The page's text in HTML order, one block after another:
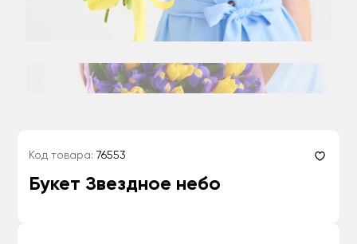
Код товара: 76553
Букет Звездное небо